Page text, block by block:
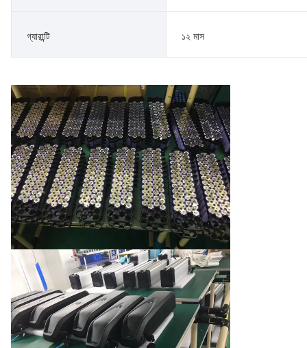
গ্যারান্টি ১২ মাস